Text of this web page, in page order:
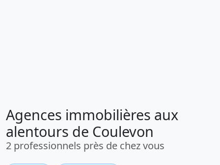
Agences immobilières aux
alentours de Coulevon
2 professionnels près de chez vous